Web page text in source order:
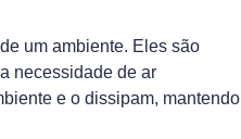
um ambiente. Eles são
necessidade de ar
e o dissipam, mantendo